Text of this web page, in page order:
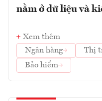
nằm ở dữ liệu và
Xem thêm
Ngân hàng
Thị
Bảo hiểm